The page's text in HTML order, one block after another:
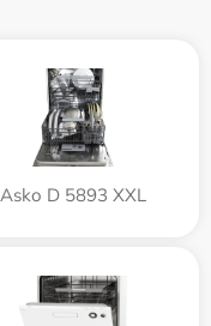
Asko D 5893 XXL